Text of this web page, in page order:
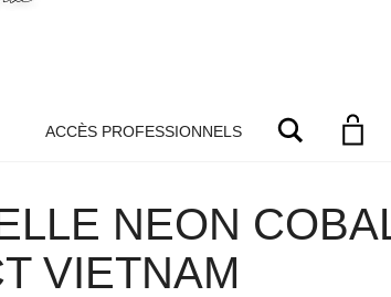
ACCÈS PROFESSIONNELS Search
NEON
VIETNAM